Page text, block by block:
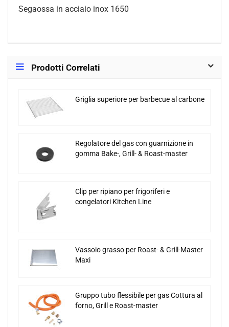
Segaossa in acciaio inox 1650
Prodotti Correlati
Griglia superiore per barbecue al carbone
Regolatore del gas con guarnizione in
gomma Bake-, Grill- & Roast-master
Clip per ripiano per frigoriferi e
congelatori Kitchen Line
Vassoio grasso per Roast- & Grill-Master
Maxi
Gruppo tubo flessibile per gas Cottura al
forno, Grill e Roast-master